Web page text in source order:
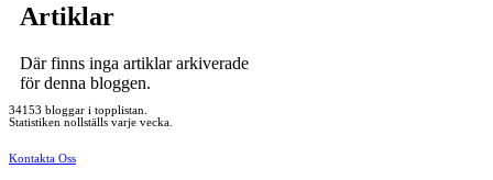
Artiklar
Där finns inga artiklar arkiverade
för denna bloggen.
34153 bloggar i topplistan.
Statistiken nollställs varje vecka.
Kontakta Oss